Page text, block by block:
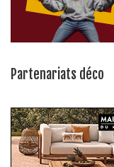
Partenariats déco